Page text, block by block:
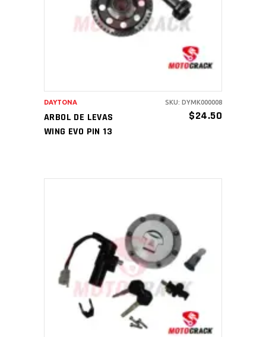
AÑADIR AL CARRITO
ARBOL DE LEVAS
WING EVO PIN 13
$24.50
DAYTONA SKU: DYMK000008
AÑADIR AL CARRITO